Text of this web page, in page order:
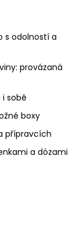
s odolností a
provázaná
sobě
boxy
přípravcích
a dózami